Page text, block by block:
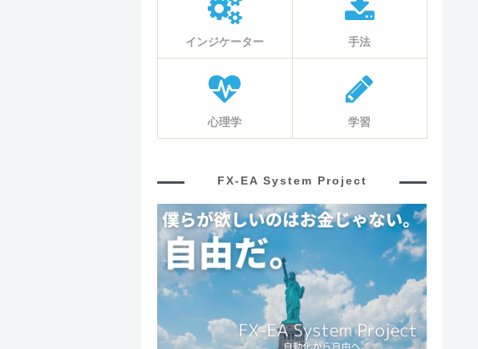
インジケーター 手法
心理学 学習
FX-EA System Project